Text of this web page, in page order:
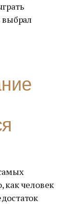
выбрал
как человек